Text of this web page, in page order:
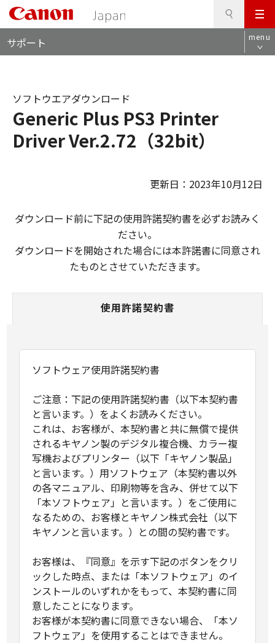
メ
ニ
ュ
サポート menu
Generic Plus PS3 Printer
Driver Ver.2.72（32bit）
ソフトウエアダウンロード
更新日：2023年10月12日
ダウンロード前に下記の使用許諾契約書を必ずお読みく
ださい。
ダウンロードを開始された場合には本許諾書に同意され
たものとさせていただきます。
使用許諾契約書
ソフトウェア使用許諾契約書
ご注意：下記の使用許諾契約書（以下本契約書
と言います。）をよくお読みください。
これは、お客様が、本契約書と共に無償で提供
されるキヤノン製のデジタル複合機、カラー複
写機およびプリンター（以下「キヤノン製品」
と言います。）用ソフトウェア（本契約書以外
の各マニュアル、印刷物等を含み、併せて以下
「本ソフトウェア」と言います。）をご使用に
なるための、お客様とキヤノン株式会社（以下
キヤノンと言います。）との間の契約書です。
お客様は、『同意』を示す下記のボタンをクリ
ックした時点、または「本ソフトウェア」のイ
ンストールのいずれかをもって、本契約書に同
意したことになります。
お客様が本契約書に同意できない場合、「本ソ
フトウェア」を使用することはできません。